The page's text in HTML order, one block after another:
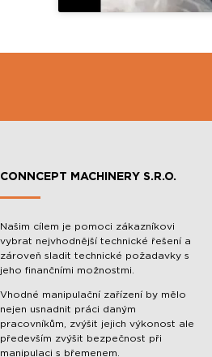
CONNCEPT MACHINERY S.R.O.
Našim cílem je pomoci zákazníkovi
vybrat nejvhodnější technické řešení a
zároveň sladit technické požadavky s
jeho finančními možnostmi.
Vhodné manipulační zařízení by mělo
nejen usnadnit práci daným
pracovníkům, zvýšit jejich výkonost ale
především zvýšit bezpečnost při
manipulaci s břemenem.